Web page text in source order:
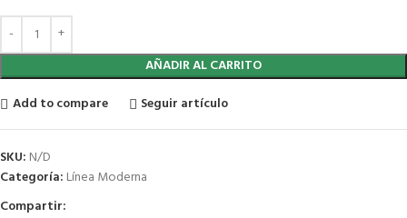
AÑADIR AL CARRITO
Add to compare
Seguir artículo
SKU: N/D
Categoría: Línea Moderna
Compartir: